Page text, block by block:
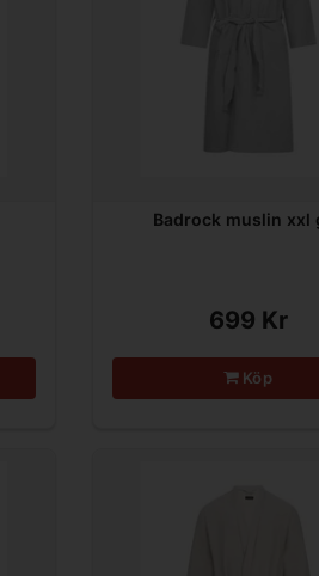
Badrock muslin xxl
699 Kr
Köp